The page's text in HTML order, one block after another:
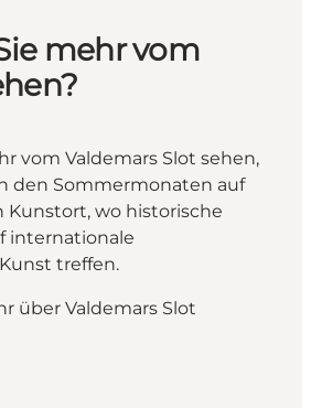
mehr vom
vom Valdemars Slot sehen,
den Sommermonaten auf
Kunstort, wo historische
internationale
treffen.
über Valdemars Slot